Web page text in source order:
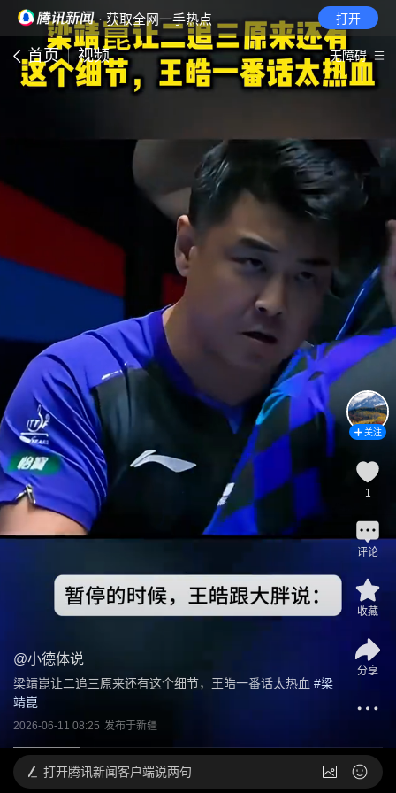
· 获取全网一手热点 打开
首页 视频 无障碍
@小德体说
梁靖崑让二追三原来还有这个细节，王皓一番话太热血 #梁
靖崑
2026-06-11 08:25 发布于新疆
关注
1
评论
收藏
分享
打开腾讯新闻客户端说两句